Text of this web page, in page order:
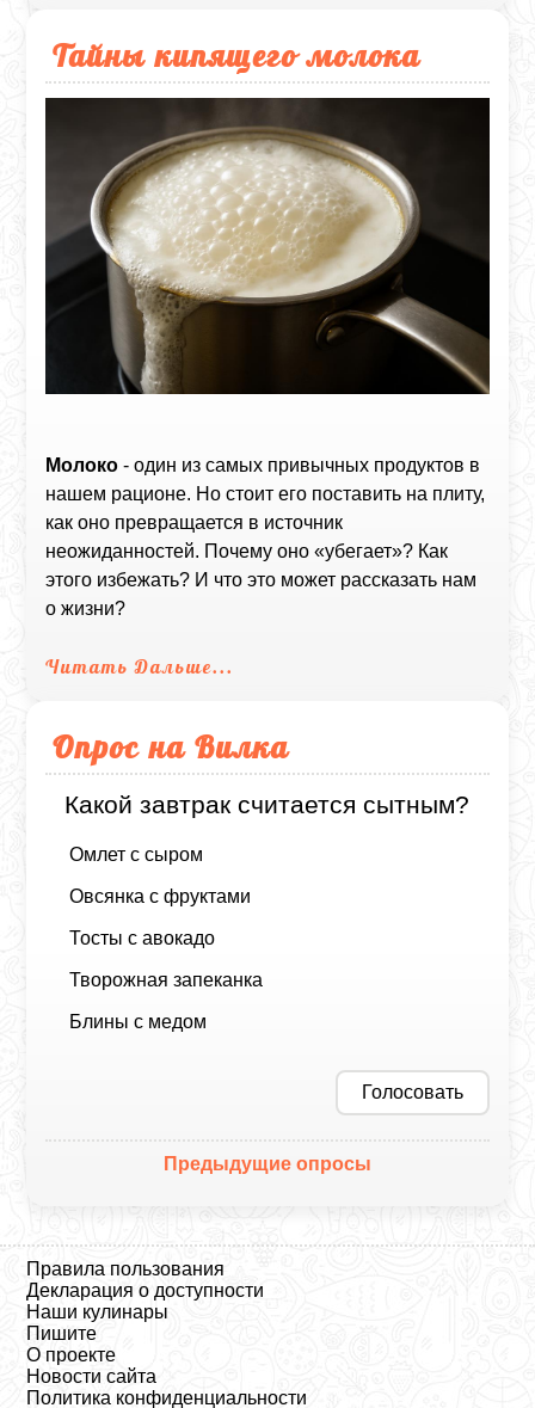
Тайны кипящего молока
Молоко - один из самых привычных продуктов в
нашем рационе. Но стоит его поставить на плиту,
как оно превращается в источник
неожиданностей. Почему оно «убегает»? Как
этого избежать? И что это может рассказать нам
о жизни?
Читать Дальше...
Опрос на Вилка
Какой завтрак считается сытным?
Омлет с сыром
Овсянка с фруктами
Тосты с авокадо
Творожная запеканка
Блины с медом
Голосовать
Предыдущие опросы
Правила пользования
Декларация о доступности
Наши кулинары
Пишите
О проекте
Новости сайта
Политика конфиденциальности